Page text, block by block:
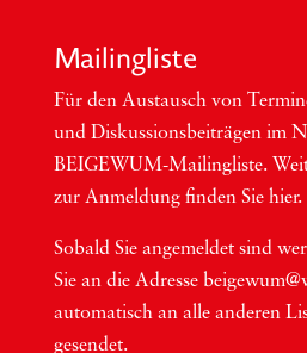
Mai­ling­lis­te
Für den Aus­tausch von
und Dis­kus­si­ons­bei­trä­gen im
BEI­GEWUM-Mai­ling­lis­te.
zur Anmel­dung fin­den Sie hier.
Sobald Sie ange­mel­det sind
Sie an die Adres­se
auto­ma­tisch an alle ande­ren
gesendet.